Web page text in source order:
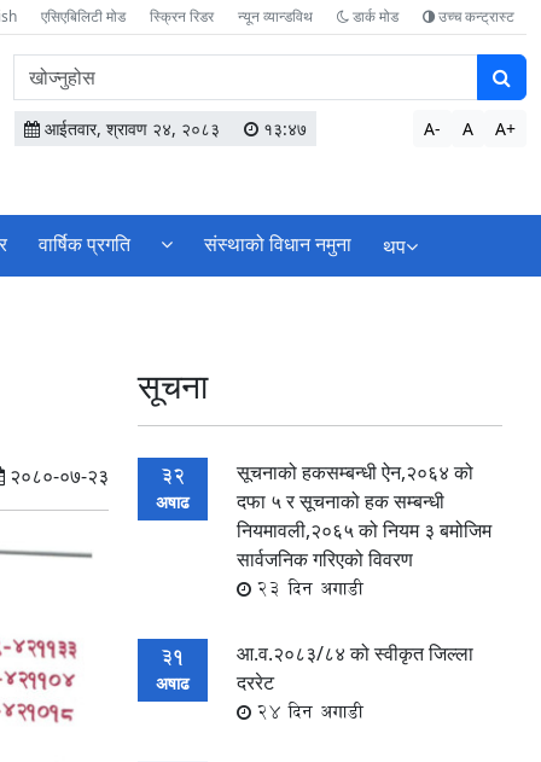
एसिएबिलिटी मोड स्क्रिन रिडर न्यून व्यान्डविथ डार्क मोड उच्च कन्ट्रास्ट
वेबसाइटमा
सामग्री
खोज्नुहोस
आईतवार, श्रावण २४, २०८३ १३:४७ A- A A+
वार्षिक प्रगति संस्थाको विधान नमुना थप
२०८०-०७-२३
सूचना
32
अषाढ
सूचनाको हकसम्बन्धी ऐन,२०६४ को
दफा ५ र सूचनाको हक सम्बन्धी
नियमावली,२०६५ को नियम ३ बमोजिम
सार्वजनिक गरिएको विवरण
23 दिन अगाडी
31
अषाढ
आ.व.२०८३/८४ को स्वीकृत जिल्ला
दररेट
24 दिन अगाडी